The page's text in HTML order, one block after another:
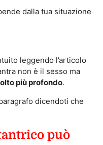
dalla tua situazione
leggendo l’articolo
non è il sesso ma
più profondo.
dicendoti che
può